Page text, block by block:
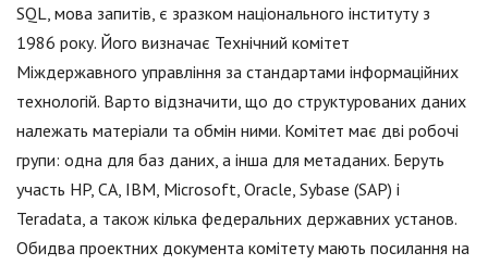
SQL, мова запитів, є зразком національного інституту з
1986 року. Його визначає Технічний комітет
Міждержавного управління за стандартами інформаційних
технологій. Варто відзначити, що до структурованих даних
належать матеріали та обмін ними. Комітет має дві робочі
групи: одна для баз даних, а інша для метаданих. Беруть
участь HP, CA, IBM, Microsoft, Oracle, Sybase (SAP) і
Teradata, а також кілька федеральних державних установ.
Обидва проектних документа комітету мають посилання на